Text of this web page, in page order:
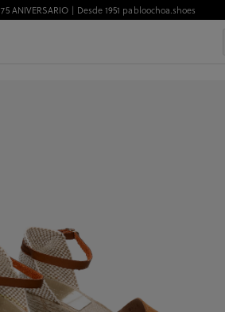
75 ANIVERSARIO | Desde 1951 pabloochoa.shoes